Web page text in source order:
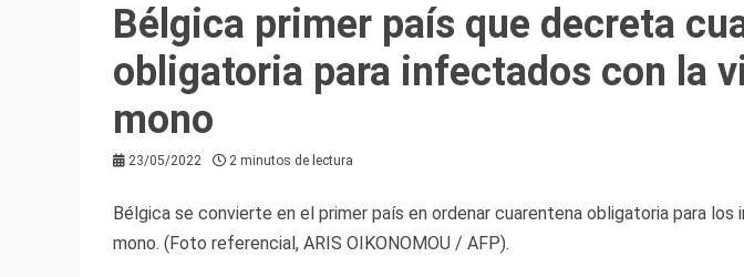
Bélgica primer país que decreta
obligatoria para infectados con la
mono
23/05/2022 2 minutos de lectura
Bélgica se convierte en el primer país en ordenar cuarentena obligatoria para
mono. (Foto referencial, ARIS OIKONOMOU / AFP).